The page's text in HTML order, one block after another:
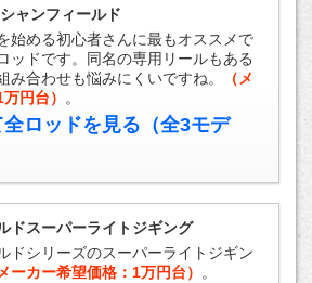
ャンフィールド
始める初心者さんに最もオススメで
ッドです。同名の専用リールもある
み合わせも悩みにくいですね。
（メ
円台）
。
全ロッドを見る（全3モデ
ドスーパーライトジギング
ドシリーズのスーパーライトジギン
メーカー希望価格：1万円台） 。